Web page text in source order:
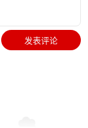
发表评论